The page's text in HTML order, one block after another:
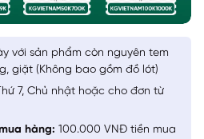
với sản phẩm còn nguyên tem
giặt (Không bao gồm đồ lót)
7, Chủ nhật hoặc cho đơn từ
hàng: 100.000 VNĐ tiền mua